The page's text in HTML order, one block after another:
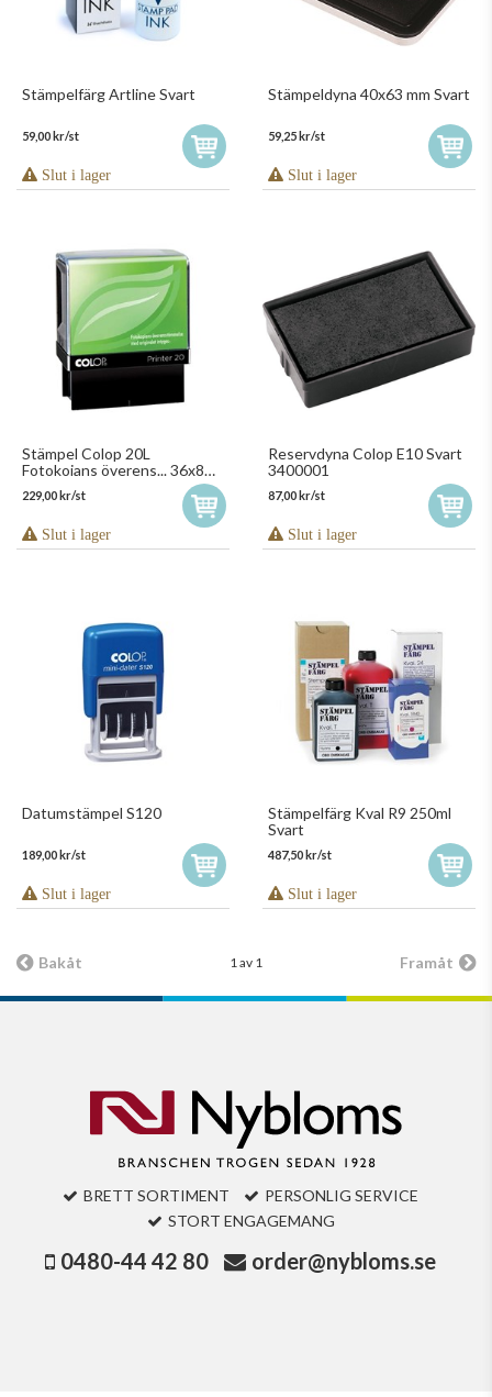
Stämpelfärg Artline Svart
59,00 kr/st
Slut i lager
Stämpeldyna 40x63 mm Svart
59,25 kr/st
Slut i lager
Stämpel Colop 20L
Fotokoians överens... 36x8
229,00 kr/st
Slut i lager
Reservdyna Colop E10 Svart
3400001
87,00 kr/st
Slut i lager
Datumstämpel S120
189,00 kr/st
Slut i lager
Stämpelfärg Kval R9 250ml
Svart
487,50 kr/st
Slut i lager
Bakåt 1 av 1 Framåt
BRETT SORTIMENT
PERSONLIG SERVICE
STORT ENGAGEMANG
0480-44 42 80 order@nybloms.se